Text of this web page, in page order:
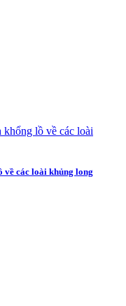
về các loài khủng long